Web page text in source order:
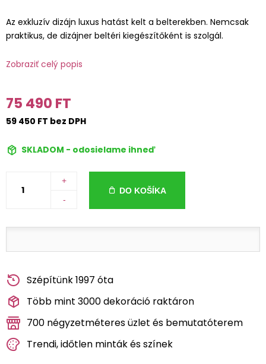
Az exkluzív dizájn luxus hatást kelt a belterekben. Nemcsak
praktikus, de dizájner beltéri kiegészítőként is szolgál.
Zobraziť celý popis
75 490 FT
59 450 FT bez DPH
SKLADOM - odosielame ihneď
+
-
DO KOŠÍKA
Szépítünk 1997 óta
Több mint 3000 dekoráció raktáron
700 négyzetméteres üzlet és bemutatóterem
Trendi, időtlen minták és színek